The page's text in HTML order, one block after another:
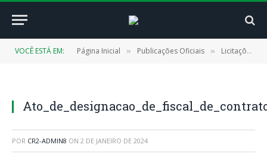
VOCÊ ESTÁ EM: Página Inicial » Publicações Oficiais » Licitações
POR CR2-ADMIN8 ON 2 DE JANEIRO DE 2024